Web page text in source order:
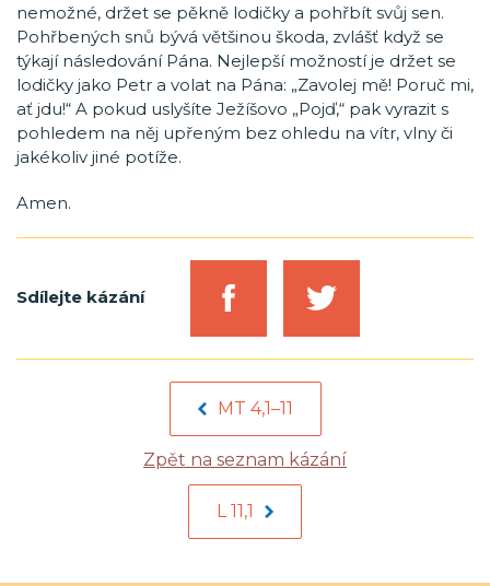
nemožné, držet se pěkně lodičky a pohřbít svůj sen.
Pohřbených snů bývá většinou škoda, zvlášť když se
týkají následování Pána. Nejlepší možností je držet se
lodičky jako Petr a volat na Pána: „Zavolej mě! Poruč mi,
ať jdu!“ A pokud uslyšíte Ježíšovo „Pojď,“ pak vyrazit s
pohledem na něj upřeným bez ohledu na vítr, vlny či
jakékoliv jiné potíže.
Amen.
Sdílejte kázání
MT 4,1–11
Zpět na seznam kázání
L 11,1